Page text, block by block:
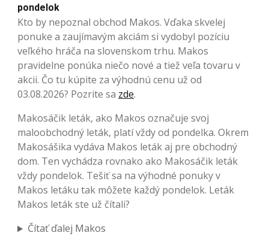
pondelok
Kto by nepoznal obchod Makos. Vďaka skvelej
ponuke a zaujímavým akciám si vydobyl pozíciu
veľkého hráča na slovenskom trhu. Makos
pravidelne ponúka niečo nové a tiež veľa tovaru v
akcii. Čo tu kúpite za výhodnú cenu už od
03.08.2026? Pozrite sa zde.
Makosáčik leták, ako Makos označuje svoj
maloobchodný leták, platí vždy od pondelka. Okrem
Makosášika vydáva Makos leták aj pre obchodný
dom. Ten vychádza rovnako ako Makosáčik leták
vždy pondelok. Tešiť sa na výhodné ponuky v
Makos letáku tak môžete každý pondelok. Leták
Makos leták ste už čítali?
Čítať ďalej Makos